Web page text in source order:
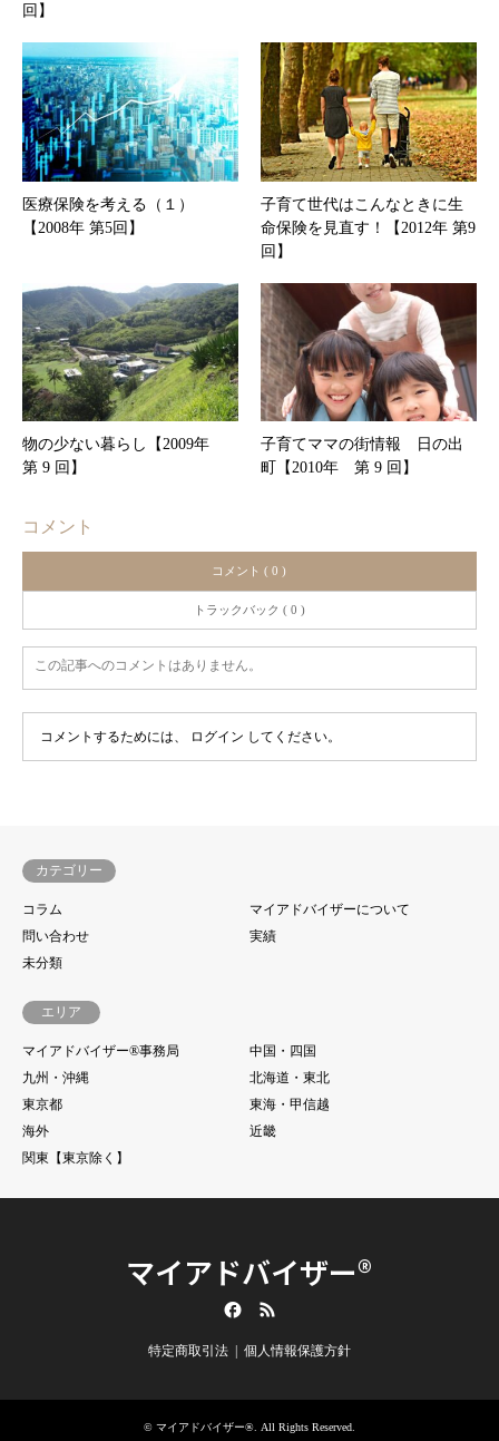
回】
医療保険を考える（１）
【2008年 第5回】
子育て世代はこんなときに生
命保険を見直す！【2012年 第9
回】
物の少ない暮らし【2009年
第 9 回】
子育てママの街情報 日の出
町【2010年 第 9 回】
コメント
コメント ( 0 )
トラックバック ( 0 )
この記事へのコメントはありません。
コメントするためには、 ログイン してください。
カテゴリー
コラム
マイアドバイザーについて
問い合わせ
実績
未分類
エリア
マイアドバイザー®事務局
中国・四国
九州・沖縄
北海道・東北
東京都
東海・甲信越
海外
近畿
関東【東京除く】
マイアドバイザー®
特定商取引法 個人情報保護方針
© マイアドバイザー®. All Rights Reserved.